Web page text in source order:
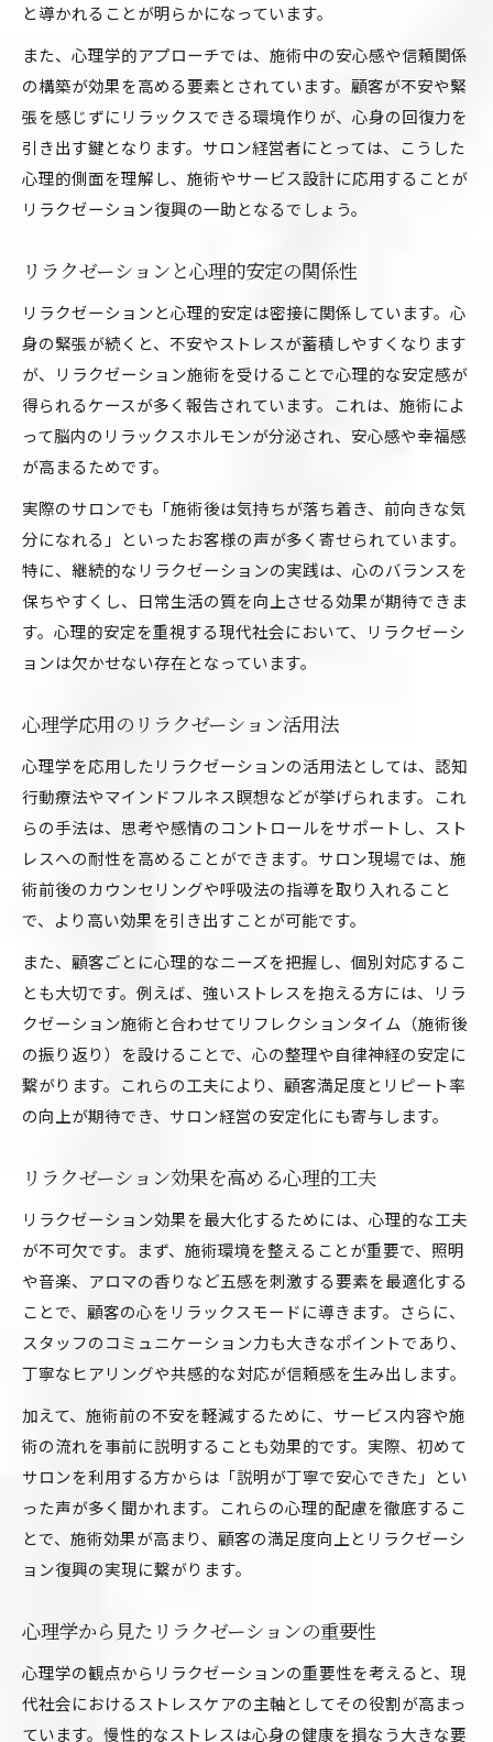
と導かれることが明らかになっています。
また、心理学的アプローチでは、施術中の安心感や信頼関係
の構築が効果を高める要素とされています。顧客が不安や緊
張を感じずにリラックスできる環境作りが、心身の回復力を
引き出す鍵となります。サロン経営者にとっては、こうした
心理的側面を理解し、施術やサービス設計に応用することが
リラクゼーション復興の一助となるでしょう。
リラクゼーションと心理的安定の関係性
リラクゼーションと心理的安定は密接に関係しています。心
身の緊張が続くと、不安やストレスが蓄積しやすくなります
が、リラクゼーション施術を受けることで心理的な安定感が
得られるケースが多く報告されています。これは、施術によ
って脳内のリラックスホルモンが分泌され、安心感や幸福感
が高まるためです。
実際のサロンでも「施術後は気持ちが落ち着き、前向きな気
分になれる」といったお客様の声が多く寄せられています。
特に、継続的なリラクゼーションの実践は、心のバランスを
保ちやすくし、日常生活の質を向上させる効果が期待できま
す。心理的安定を重視する現代社会において、リラクゼーシ
ョンは欠かせない存在となっています。
心理学応用のリラクゼーション活用法
心理学を応用したリラクゼーションの活用法としては、認知
行動療法やマインドフルネス瞑想などが挙げられます。これ
らの手法は、思考や感情のコントロールをサポートし、スト
レスへの耐性を高めることができます。サロン現場では、施
術前後のカウンセリングや呼吸法の指導を取り入れること
で、より高い効果を引き出すことが可能です。
また、顧客ごとに心理的なニーズを把握し、個別対応するこ
とも大切です。例えば、強いストレスを抱える方には、リラ
クゼーション施術と合わせてリフレクションタイム（施術後
の振り返り）を設けることで、心の整理や自律神経の安定に
繋がります。これらの工夫により、顧客満足度とリピート率
の向上が期待でき、サロン経営の安定化にも寄与します。
リラクゼーション効果を高める心理的工夫
リラクゼーション効果を最大化するためには、心理的な工夫
が不可欠です。まず、施術環境を整えることが重要で、照明
や音楽、アロマの香りなど五感を刺激する要素を最適化する
ことで、顧客の心をリラックスモードに導きます。さらに、
スタッフのコミュニケーション力も大きなポイントであり、
丁寧なヒアリングや共感的な対応が信頼感を生み出します。
加えて、施術前の不安を軽減するために、サービス内容や施
術の流れを事前に説明することも効果的です。実際、初めて
サロンを利用する方からは「説明が丁寧で安心できた」とい
った声が多く聞かれます。これらの心理的配慮を徹底するこ
とで、施術効果が高まり、顧客の満足度向上とリラクゼーシ
ョン復興の実現に繋がります。
心理学から見たリラクゼーションの重要性
心理学の観点からリラクゼーションの重要性を考えると、現
代社会におけるストレスケアの主軸としてその役割が高まっ
ています。慢性的なストレスは心身の健康を損なう大きな要